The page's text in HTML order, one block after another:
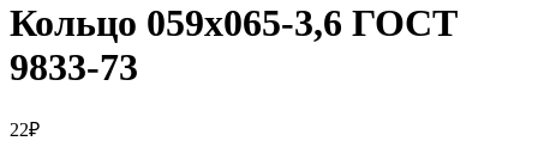
Кольцо 059х065-3,6 ГОСТ
9833-73
22₽